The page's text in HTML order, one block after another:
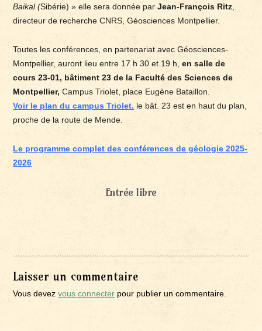
Baikal (Sibérie) » elle sera donnée parJean-François Ritz
directeur de recherche CNRS, Géosciences Montpellier.
Toutes les conférences, en partenariat avec Géosciences-
Montpellier, auront lieu entre 17 h 30 et 19 h,en salle de
cours 23-01, bâtiment 23 de la Faculté des Sciences de
Montpellier, Campus Triolet, place Eugène Bataillon.
Voir le plan du campus Triolet. le bât. 23 est en haut du plan,
proche de la route de Mende.
Le programme complet des conférences de géologie 2025-
2026
Entrée libre
Laisser un commentaire
Vous devezvous connecter pour publier un commentaire.